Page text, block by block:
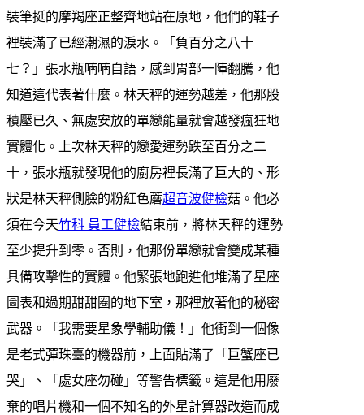
裝筆挺的摩羯座正整齊地站在原地，他們的鞋子
裡裝滿了已經潮濕的淚水。「負百分之八十
七？」張水瓶喃喃自語，感到胃部一陣翻騰，他
知道這代表著什麼。林天秤的運勢越差，他那股
積壓已久、無處安放的單戀能量就會越發瘋狂地
實體化。上次林天秤的戀愛運勢跌至百分之二
十，張水瓶就發現他的廚房裡長滿了巨大的、形
狀是林天秤側臉的粉紅色蘑超音波健檢菇。他必
須在今天竹科 員工健檢結束前，將林天秤的運勢
至少提升到零。否則，他那份單戀就會變成某種
具備攻擊性的實體。他緊張地跑進他堆滿了星座
圖表和過期甜甜圈的地下室，那裡放著他的秘密
武器。「我需要星象學輔助儀！」他衝到一個像
是老式彈珠臺的機器前，上面貼滿了「巨蟹座已
哭」、「處女座勿碰」等警告標籤。這是他用廢
棄的唱片機和一個不知名的外星計算器改造而成